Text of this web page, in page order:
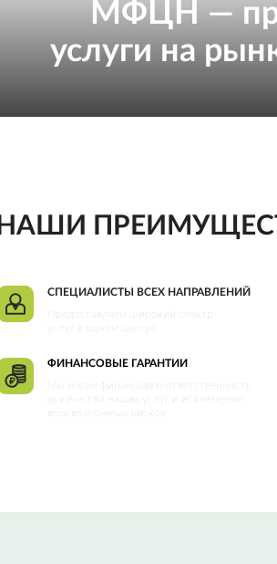
МФЦН —
услуги на
НАШИ
ФИНАНСОВЫЕ ГАРАНТИИ
Мы несем финансовую ответственность
за качество наших услуг и исключение
всех возможных рисков
Предоставляем широкий спектр
СПЕЦИАЛИСТЫ ВСЕХ НАПРАВЛЕНИЙ